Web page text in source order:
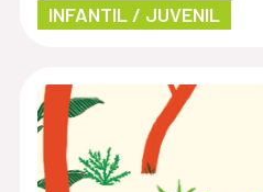
INFANTIL / JUVENIL